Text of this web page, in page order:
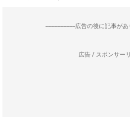
--------------------広告の後に記事があ
広告 / スポンサー